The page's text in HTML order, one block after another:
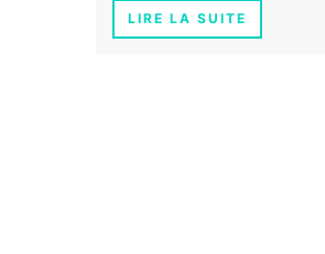
LIRE LA SUITE